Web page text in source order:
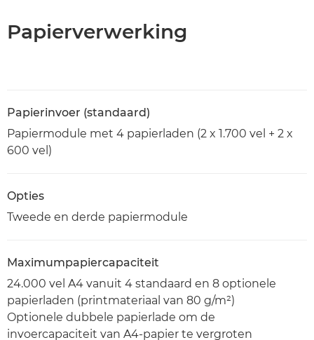
Papierverwerking
Papierinvoer (standaard)
Papiermodule met 4 papierladen (2 x 1.700 vel + 2 x
600 vel)
Opties
Tweede en derde papiermodule
Maximumpapiercapaciteit
24.000 vel A4 vanuit 4 standaard en 8 optionele
papierladen (printmateriaal van 80 g/m²)
Optionele dubbele papierlade om de
invoercapaciteit van A4-papier te vergroten